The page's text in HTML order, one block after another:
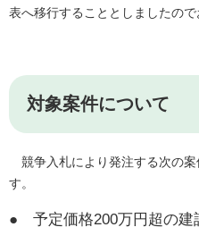
表へ移行することとしましたので
対象案件について
競争入札により発注する次の案
す。
● 予定価格200万円超の建